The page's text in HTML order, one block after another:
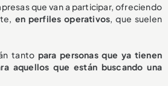
que van a participar, ofreciendo
en perfiles operativos, que suelen
tanto para personas que ya tienen
aquellos que están buscando una